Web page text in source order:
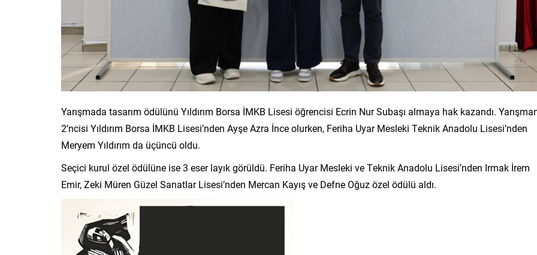
Yarışmada tasarım ödülünü Yıldırım Borsa İMKB Lisesi öğrencisi Ecrin Nur Subaşı almaya hak kazandı.
2’ncisi Yıldırım Borsa İMKB Lisesi’nden Ayşe Azra İnce olurken, Feriha Uyar Mesleki Teknik Anadolu Lisesi’nden
Meryem Yıldırım da üçüncü oldu.
Seçici kurul özel ödülüne ise 3 eser layık görüldü. Feriha Uyar Mesleki ve Teknik Anadolu Lisesi’nden Irmak İrem
Emir, Zeki Müren Güzel Sanatlar Lisesi’nden Mercan Kayış ve Defne Oğuz özel ödülü aldı.